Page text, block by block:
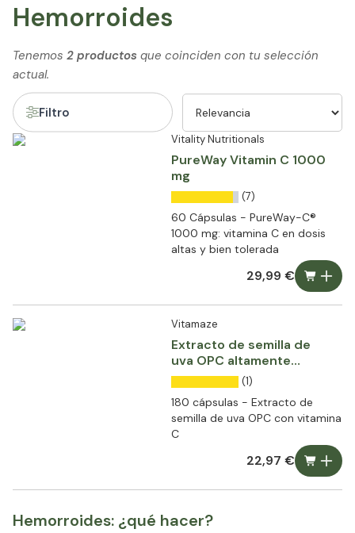
Hemorroides
Tenemos 2 productos que coinciden con tu selección
actual.
Filtro
Vitality Nutritionals
PureWay Vitamin C 1000
mg
(7)
60 Cápsulas - PureWay-C®
1000 mg: vitamina C en dosis
altas y bien tolerada
29,99 €
Vitamaze
Extracto de semilla de
uva OPC altamente
dosificado + Vitamina C
(1)
180 cápsulas - Extracto de
semilla de uva OPC con vitamina
C
22,97 €
Hemorroides: ¿qué hacer?